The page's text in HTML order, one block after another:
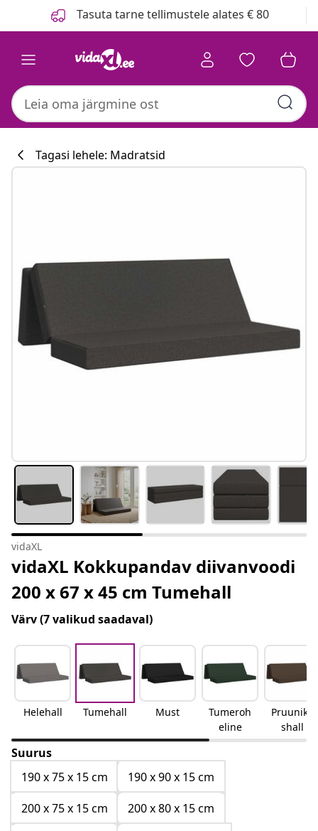
Tasuta tarne tellimustele alates € 80
Tagasi lehele: Madratsid
vidaXL
vidaXL Kokkupandav diivanvoodi
200 x 67 x 45 cm Tumehall
Värv(7 valikud saadaval)
Helehall Tumehall Must
Tumeroh
eline
Pruunika
shall
Suurus
190 x 75 x 15 cm
190 x 90 x 15 cm
200 x 75 x 15 cm
200 x 80 x 15 cm